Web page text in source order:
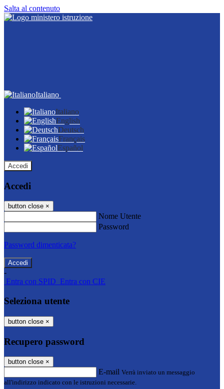
Salta al contenuto
Italiano
Italiano
English
Deutsch
Français
Español
Accedi
Accedi
button close ×
Nome Utente
Password
Password dimenticata?
-
Entra con SPID Entra con CIE
Seleziona utente
button close ×
Recupero password
button close ×
E-mail Verrà inviato un messaggio
all'indirizzo indicato con le istruzioni necessarie.